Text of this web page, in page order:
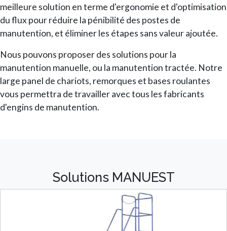
meilleure solution en terme d'ergonomie et d'optimisation
du flux pour réduire la pénibilité des postes de
manutention, et éliminer les étapes sans valeur ajoutée.
Nous pouvons proposer des solutions pour la
manutention manuelle, ou la manutention tractée. Notre
large panel de chariots, remorques et bases roulantes
vous permettra de travailler avec tous les fabricants
d'engins de manutention.
Solutions MANUEST